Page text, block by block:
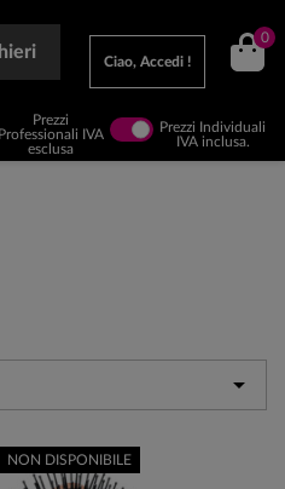
Ciao, Accedi !
0
Prezzi
Professionali IVA
esclusa
Prezzi Individuali
IVA inclusa.

NON DISPONIBILE